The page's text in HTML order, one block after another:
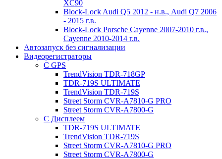
XC90
Block-Lock Audi Q5 2012 - н.в., Audi Q7 2006
- 2015 г.в.
Block-Lock Porsche Cayenne 2007-2010 г.в.,
Cayenne 2010-2014 г.в.
Автозапуск без сигнализации
Видеорегистраторы
С GPS
TrendVision TDR-718GP
TDR-719S ULTIMATE
TrendVision TDR-719S
Street Storm CVR-A7810-G PRO
Street Storm CVR-A7800-G
С Дисплеем
TDR-719S ULTIMATE
TrendVision TDR-719S
Street Storm CVR-A7810-G PRO
Street Storm CVR-A7800-G